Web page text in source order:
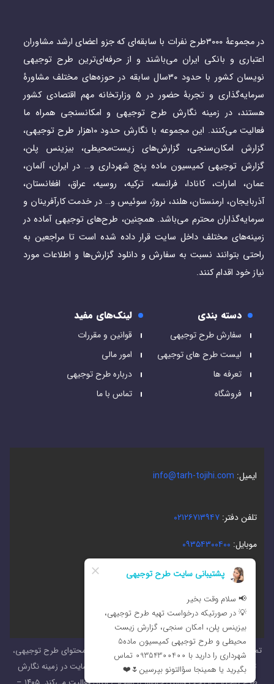
در مجموعۀ ۳۰۰۰طرح نفرات با سابقه‌ای که جزو اعضای ارشد مشاوران
اعتباری و بانکی ایران می‌باشند و از حرفه‌ای‌ترین طرح توجیهی
نویسان کشور با حدود ۳۰سال سابقه در حوزه‌های مختلف مشاورۀ
سرمایه‌گذاری و تجربۀ حضور در ۵ وزارتخانه مهم اقتصادی کشور
هستند، در زمینه نگارش طرح توجیهی و امکانسنجی همراه ما
فعالیت می‌کنند. این مجموعه با نگارش حدود ۱۰هزار طرح توجیهی،
گزارش امکان‌سنجی، گزارش‌های زیست‌محیطی، بیزینس پلن،
گزارش توجیهی کمیسیون ماده پنج شهرداری و… در ایران، آلمان،
عمان، امارات، کانادا، فرانسه، ترکیه، روسیه، عراق، افغانستان،
آذربایجان، ارمنستان، هلند، نروژ، سوئیس و… در خدمت کارآفرینان و
سرمایه‌گذاران محترم می‌باشد. همچنین، طرح‌های توجیهی آماده در
زمینه­‌های مختلف داخل سایت قرار داده شده است تا مراجعین به
راحتی بتوانند نسبت به سفارش و دانلود گزارش‌ها و اطلاعات مورد
نیاز خود اقدام کنند.
دسته بندی
سفارش طرح توجیهی
لیست طرح های توجیهی
تعرفه ها
فروشگاه
لینک‌های مفید
قوانین و مقررات
امور مالی
درباره طرح توجیهی
تماس با ما
ایمیل: info@tarh-tojihi.com
تلفن دفتر: ۰۲۱۲۶۷۱۳۹۴۷
موبایل: ۰۹۳۵۴۳۰۰۴۰۰
در شبکه های اجتماعی
تمامی حقوق این سایت از جمله مقالات طرح توجیهی، محتوای طرح توجیهی،
تصاویر و… متعلق به “مجموعۀ ۳۰۰۰طرح
” است. این سایت در زمینه نگارش